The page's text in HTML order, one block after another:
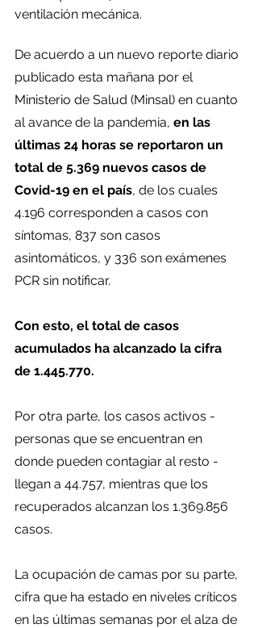
ventilación mecánica.
De acuerdo a un nuevo reporte diario
publicado esta mañana por el
Ministerio de Salud (Minsal) en cuanto
al avance de la pandemia, en las
últimas 24 horas se reportaron un
total de 5.369 nuevos casos de
Covid-19 en el país, de los cuales
4.196 corresponden a casos con
síntomas, 837 son casos
asintomáticos, y 336 son exámenes
PCR sin notificar.
Con esto, el total de casos
acumulados ha alcanzado la cifra
de 1.445.770.
Por otra parte, los casos activos -
personas que se encuentran en
donde pueden contagiar al resto -
llegan a 44.757, mientras que los
recuperados alcanzan los 1.369.856
casos.
La ocupación de camas por su parte,
cifra que ha estado en niveles críticos
en las últimas semanas por el alza de